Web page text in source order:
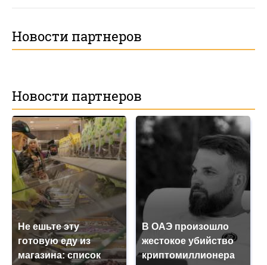
Новости партнеров
Новости партнеров
Не ешьте эту
готовую еду из
магазина: список
В ОАЭ произошло
жестокое убийство
криптомиллионера